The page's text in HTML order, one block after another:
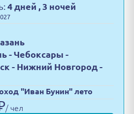
4 дней , 3 ночей
- Чебоксары -
- Нижний Новгород -
"Иван Бунин" лето
/ чел